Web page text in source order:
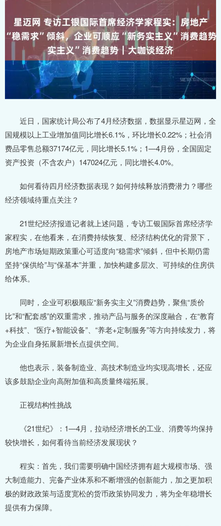
近日，国家统计局公布了4月经济数据，数据显示星迈网，全
国规模以上工业增加值同比增长6.1%，环比增长0.22%；社会消
费品零售总额37174亿元，同比增长5.1%；1—4月份，全国固定
资产投资（不含农户）147024亿元，同比增长4.0%。
如何看待四月经济数据表现？如何持续释放消费潜力？哪些
经济领域待重点关注？
21世纪经济报道记者就上述问题，专访工银国际首席经济学
家程实，在他看来，在消费持续恢复、经济结构优化的背景下，
房地产市场短期政策重心可适度向“稳需求”倾斜，但中长期仍需
坚持“保供给”与“保基本”并重，加快构建多层次、可持续的住房供
给体系。
同时，企业可积极顺应“新务实主义”消费趋势，聚焦“质价
比”和“配套感”的双重需求，推动产品与服务的深度融合，在“教育
+科技”、“医疗+智能设备”、“养老+定制服务”等方向持续发力，将
为企业自身拓展新增长点提供空间。
他也表示，装备制造业、高技术制造业均实现高增长，还应
该多鼓励企业向高附加值和高质量终端拓展。
正视结构性挑战
《21世纪》：1—4月，拉动经济增长的工业、消费等均保持
较快增长，如何看待当前经济发展现状？
程实：首先，我们需要明确中国经济拥有超大规模市场、强
大制造能力、完备产业体系和不断增强的创新能力，加之更加积
极的财政政策与适度宽松的货币政策协同发力，将为全年稳增长
提供有力保障。